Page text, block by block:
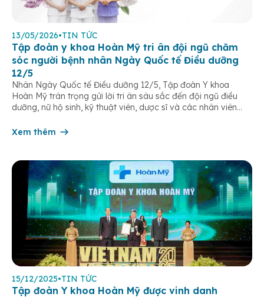
13/05/2026•TIN TỨC
Tập đoàn y khoa Hoàn Mỹ tri ân đội ngũ chăm
sóc người bệnh nhân Ngày Quốc tế Điều dưỡng
12/5
Nhân Ngày Quốc tế Điều dưỡng 12/5, Tập đoàn Y khoa
Hoàn Mỹ trân trọng gửi lời tri ân sâu sắc đến đội ngũ điều
dưỡng, nữ hộ sinh, kỹ thuật viên, dược sĩ và các nhân viên
âm thầm đồng hành trên […]
Xem thêm
15/12/2025•TIN TỨC
Tập đoàn Y khoa Hoàn Mỹ được vinh danh